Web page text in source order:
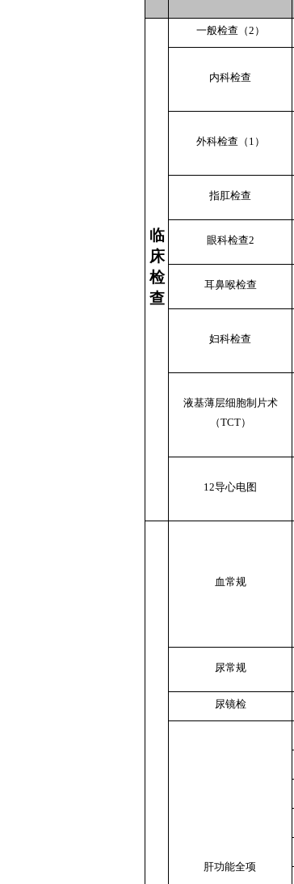
临
床
检
查
一般检查（2）
内科检查
外科检查（1）
指肛检查
眼科检查2
耳鼻喉检查
妇科检查
液基薄层细胞制片术
（TCT）
12导心电图
血常规
尿常规
尿镜检
肝功能全项